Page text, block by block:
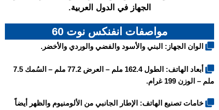
الجهاز في الدول العربية.
مواصفات انفنكس نوت 60
الوان الجهاز: البني والأسود والفضي والوردي والأخضر.
أبعاد الهاتف: الطول 162.4 ملم – العرض 77.2 ملم – السُمك 7.5
ملم – الوزن 199 غرام.
خامات تصنيع الهاتف: الإطار الجانبي من الألومنيوم والظهر أيضاً